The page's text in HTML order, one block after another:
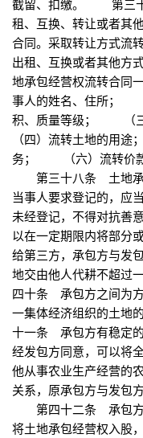
截留、扣缴。 第三十
租、互换、转让或者其
合同。采取转让方式流
出租、互换或者其他
地承包经营权流转合
事人的姓名、住所；
积、质量等级； （
（四）流转土地的用
务； （六）流转价
第三十八条 土地承
当事人要求登记的，应
未经登记，不得对抗
以在一定期限内将部分
给第三方，承包方与
地交由他人代耕不超
四十条 承包方之间为
一集体经济组织的土
十一条 承包方有稳定的
经发包方同意，可以将
他从事农业生产经营的
关系，原承包方与发包
第四十二条 承包方
将土地承包经营权入